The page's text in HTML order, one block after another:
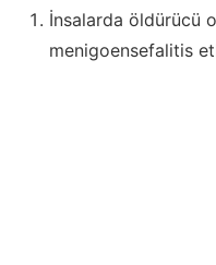
İnsalarda öldürücü
menigoensefalitis